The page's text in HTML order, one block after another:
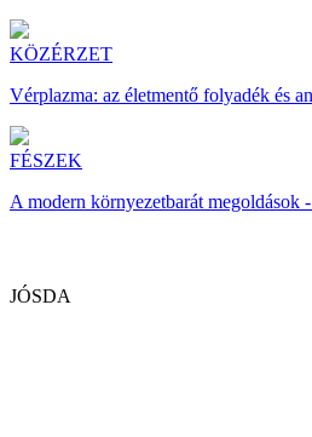
KÖZÉRZET
Vérplazma: az életmentő folyadék és
FÉSZEK
A modern környezetbarát
JÓSDA